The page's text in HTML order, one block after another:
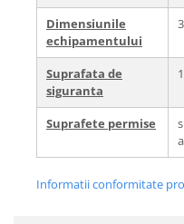
Dimensiunile
echipamentului
Suprafata de
siguranta
Suprafete permise
Informatii conformitate